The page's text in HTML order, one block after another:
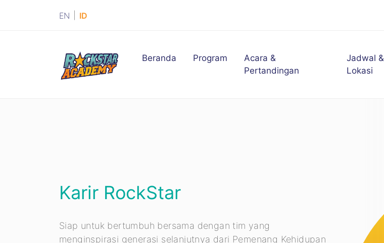
EN ID
Beranda (current)
Program
Acara &
Pertandingan
Jadwal &
Lokasi
Karir RockStar
Siap untuk bertumbuh bersama dengan tim yang
menginspirasi generasi selanjutnya dari Pemenang Kehidupan